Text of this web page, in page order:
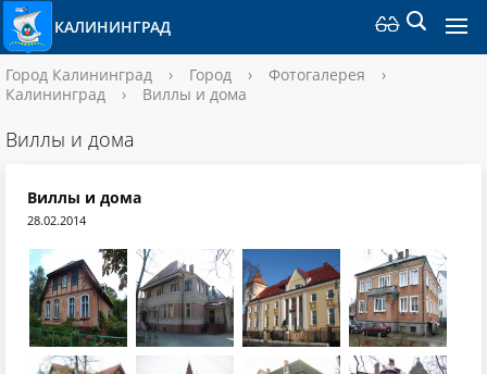
КАЛИНИНГРАД
Город Калининград › Город › Фотогалерея
›
Калининград
› Виллы и дома
Виллы и дома
Виллы и дома
28.02.2014